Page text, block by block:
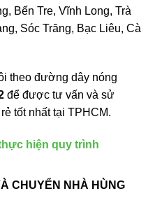
Bến Tre, Vĩnh Long, Trà
Sóc Trăng, Bạc Liêu, Cà
theo đường dây nóng
để được tư vấn và sử
tốt nhất tại TPHCM.
hiện quy trình
CHUYỂN NHÀ HÙNG